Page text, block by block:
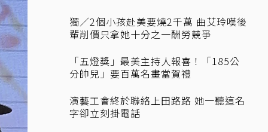
獨／2個小孩赴美要燒2千萬 曲艾玲嘆後
輩削價只拿她十分之一酬勞競爭
「五燈獎」最美主持人報喜！「185公
分帥兒」要百萬名畫當賀禮
演藝工會終於聯絡上田路路 她一聽這名
字卻立刻掛電話